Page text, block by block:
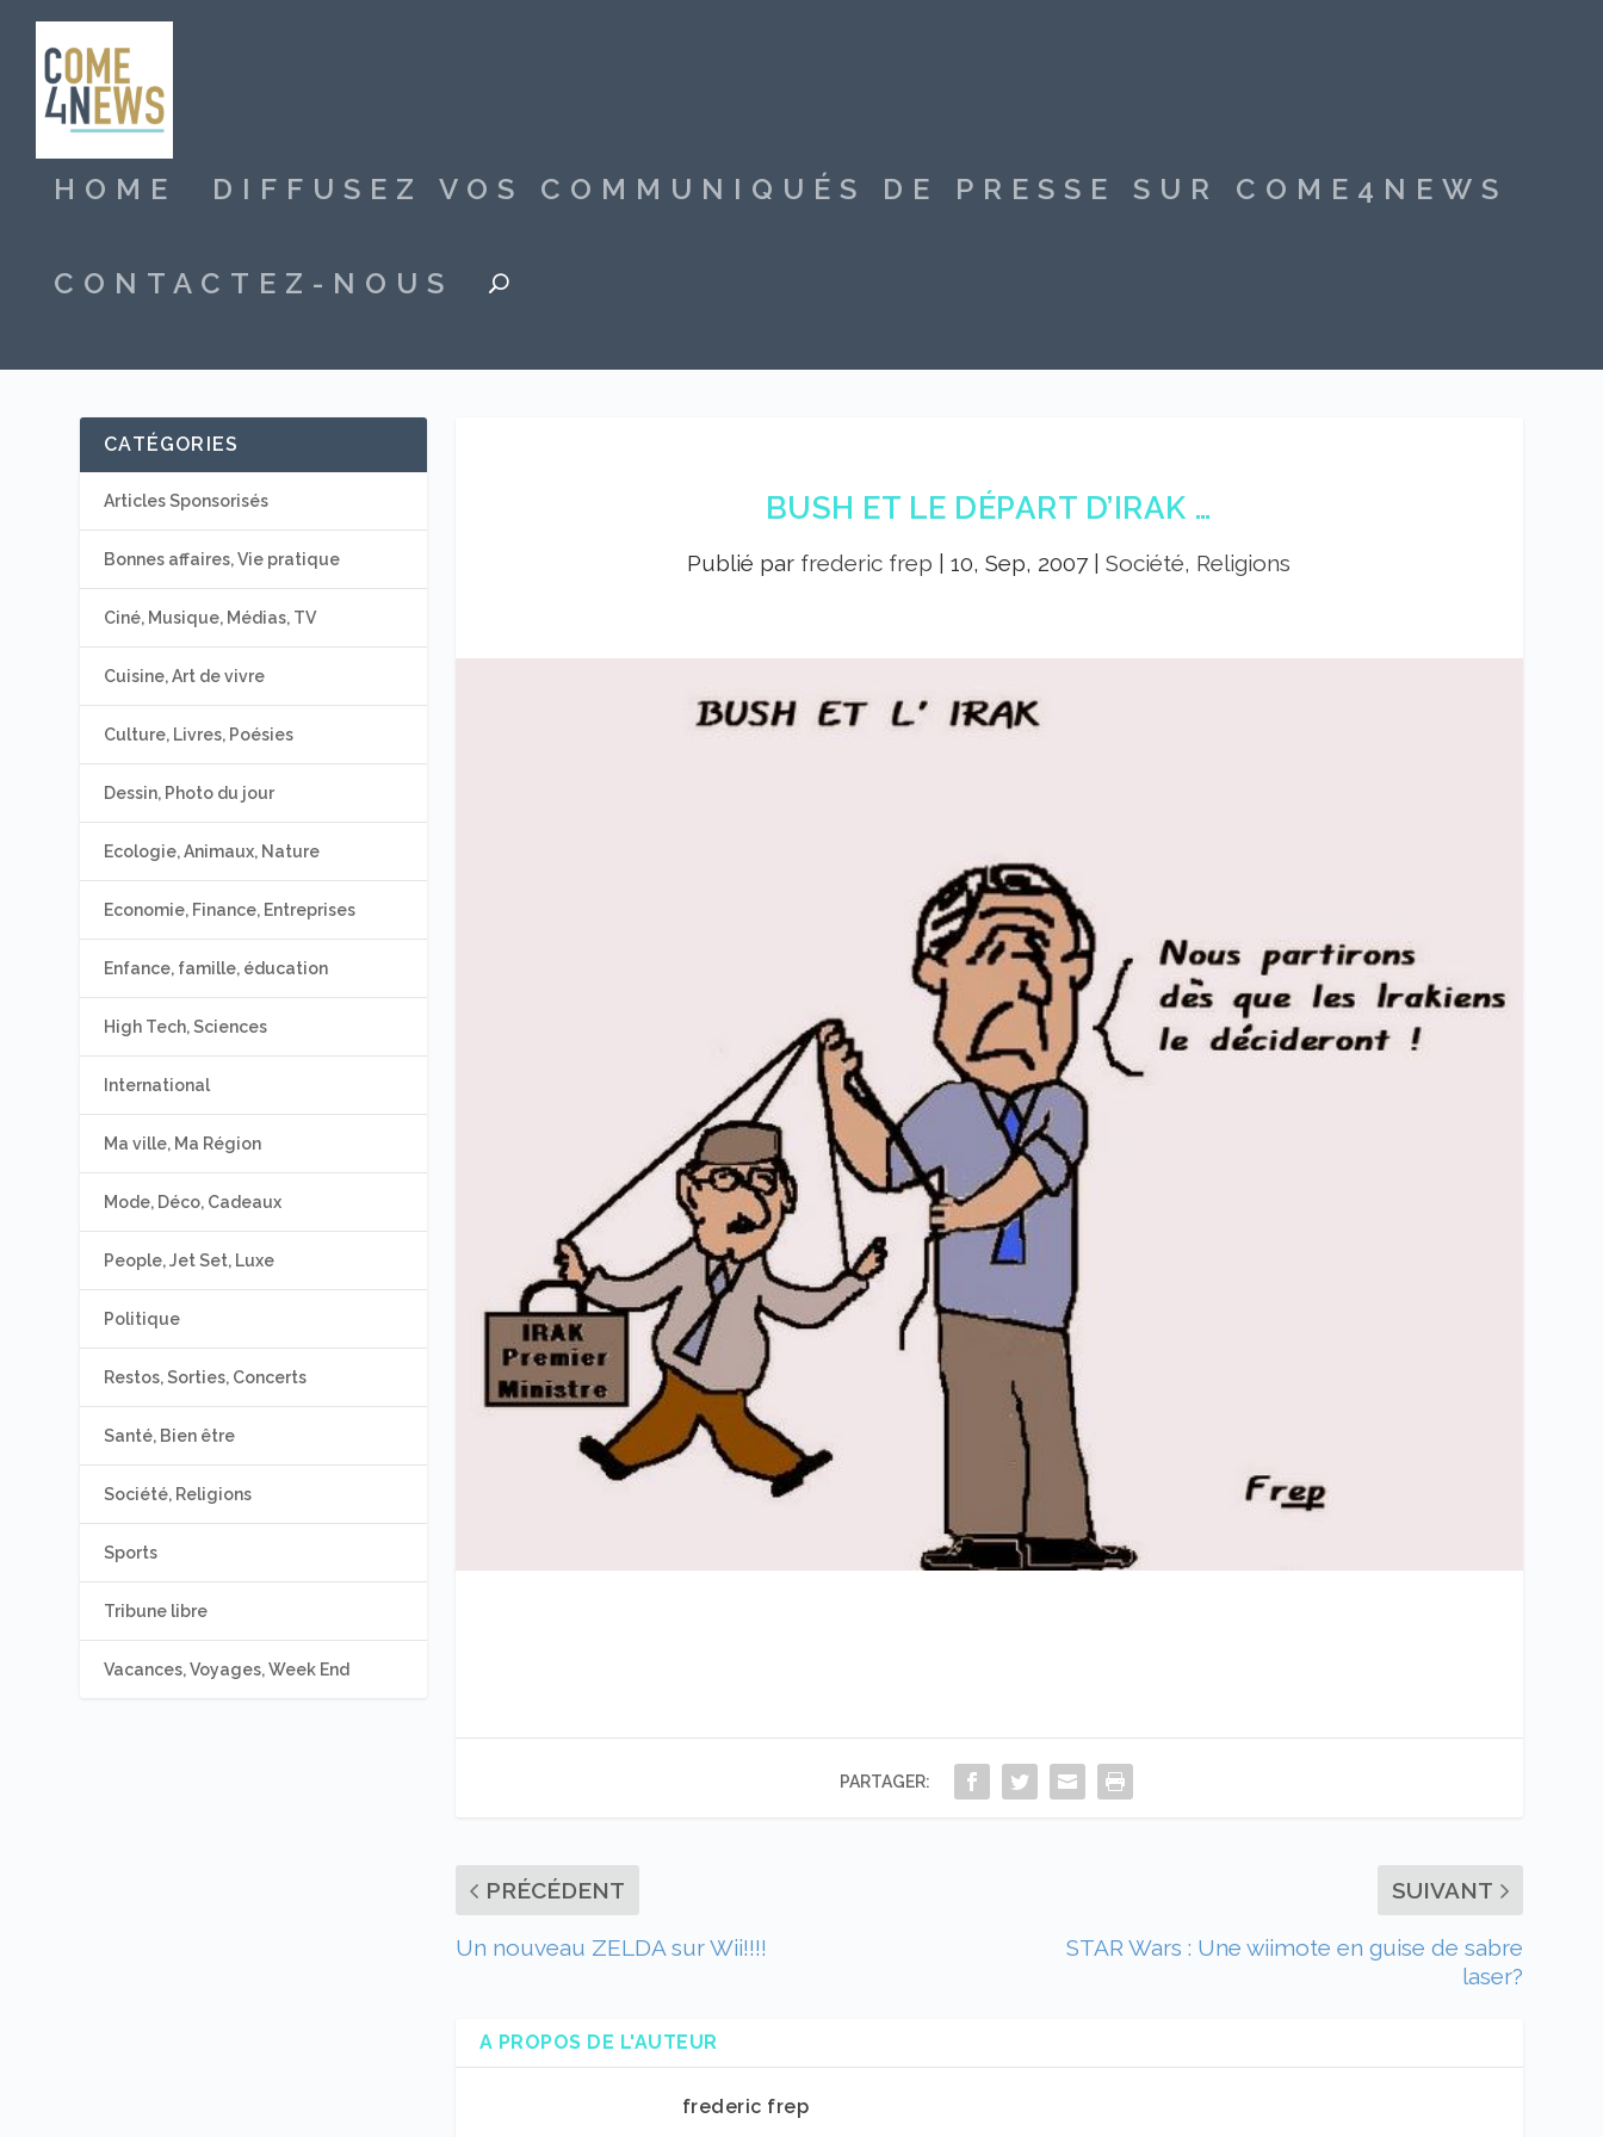
HOME DIFFUSEZ VOS COMMUNIQUÉS DE PRESSE SUR COME4NEWS
CONTACTEZ-NOUS
BUSH ET LE DÉPART D’IRAK …
Publié par frederic frep |10, Sep, 2007 |Société, Religions
PARTAGER:
PRÉCÉDENT
Un nouveau ZELDA sur Wii!!!!
SUIVANT
STAR Wars : Une wiimote en guise de sabre
laser?
A PROPOS DE L'AUTEUR
frederic frep
CATÉGORIES
Articles Sponsorisés
Bonnes affaires, Vie pratique
Ciné, Musique, Médias, TV
Cuisine, Art de vivre
Culture, Livres, Poésies
Dessin, Photo du jour
Ecologie, Animaux, Nature
Economie, Finance, Entreprises
Enfance, famille, éducation
High Tech, Sciences
International
Ma ville, Ma Région
Mode, Déco, Cadeaux
People, Jet Set, Luxe
Politique
Restos, Sorties, Concerts
Santé, Bien être
Société, Religions
Sports
Tribune libre
Vacances, Voyages, Week End